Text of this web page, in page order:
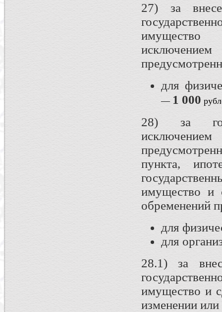
27) за
для
— 1 000
28) за
пункта,
имущество и
обременений
для
для
28.1) за
имущество и
изменении